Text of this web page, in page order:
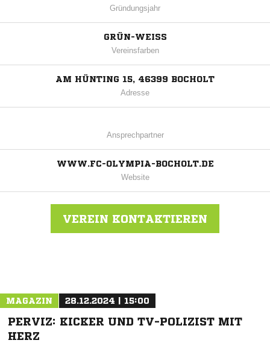
Gründungsjahr
GRÜN-WEISS
Vereinsfarben
AM HÜNTING 15, 46399 BOCHOLT
Adresse
Ansprechpartner
WWW.FC-OLYMPIA-BOCHOLT.DE
Website
VEREIN KONTAKTIEREN
MAGAZIN 28.12.2024 | 15:00
PERVIZ: KICKER UND TV-POLIZIST MIT
HERZ